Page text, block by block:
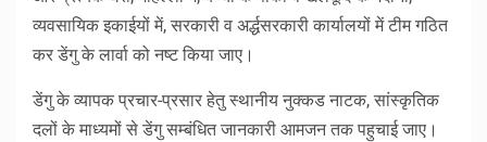
व्यवसायिक इकाईयों में, सरकारी व अर्द्धसरकारी कार्यालयों में टीम गठित
कर डेंगु के लार्वा को नष्ट किया जाए।
डेंगु के व्यापक प्रचार-प्रसार हेतु स्थानीय नुक्कड नाटक, सांस्कृतिक
दलों के माध्यमों से डेंगु सम्बंधित जानकारी आमजन तक पहुचाई जाए।